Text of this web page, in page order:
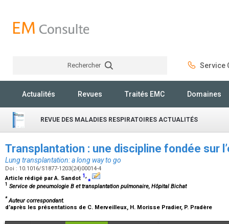
Rechercher Service
Actualités Revues Traités EMC Domaines
REVUE DES MALADIES RESPIRATOIRES ACTUALITÉS
Transplantation : une discipline fondée sur
Lung transplantation: a long way to go
Doi : 10.1016/S1877-1203(24)00014-4
Article rédigé parA. Sandot 1,⁎
1 Service de pneumologie B et transplantation pulmonaire, Hôpital Bichat
* Auteur correspondant.
d’après les présentations de C. Merveilleux, H. Morisse Pradier, P. Pradère